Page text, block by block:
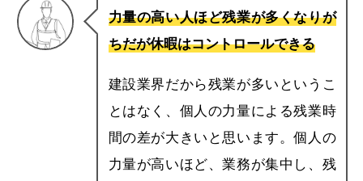
力量の高い人ほど残業が多くなりが
ちだが休暇はコントロールできる
建設業界だから残業が多いというこ
とはなく、個人の力量による残業時
間の差が大きいと思います。個人の
力量が高いほど、業務が集中し、残